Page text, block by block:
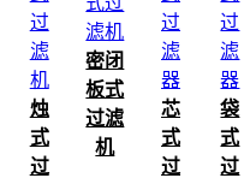
烛
式
过
密闭
板式
过滤
机
芯
式
过
袋
式
过